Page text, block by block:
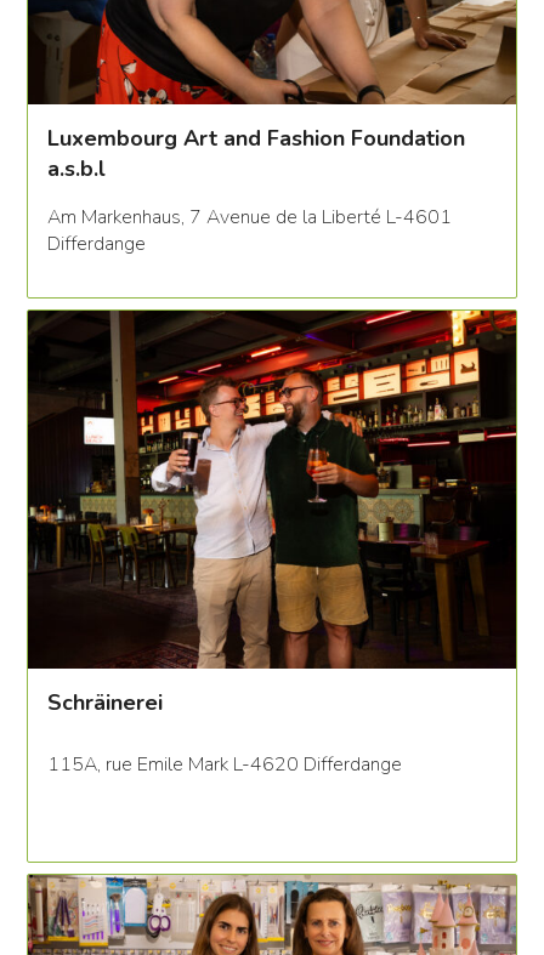
Luxembourg Art and Fashion Foundation
a.s.b.l
Am Markenhaus, 7 Avenue de la Liberté L-4601
Differdange
Schräinerei
115A, rue Emile Mark L-4620 Differdange